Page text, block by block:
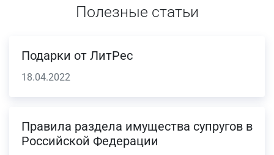
Полезные статьи
Подарки от ЛитРес
18.04.2022
Правила раздела имущества супругов в
Российской Федерации